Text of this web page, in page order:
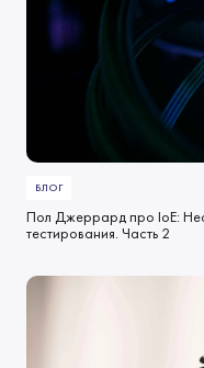
БЛОГ
Пол Джеррард про IoE:
тестирования. Часть 2